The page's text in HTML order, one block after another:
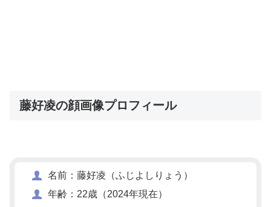
藤好凌の顔画像プロフィール
名前：藤好凌（ふじよしりょう）
年齢：22歳（2024年現在）